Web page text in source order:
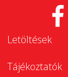
Letöltések
Tájékoztatók